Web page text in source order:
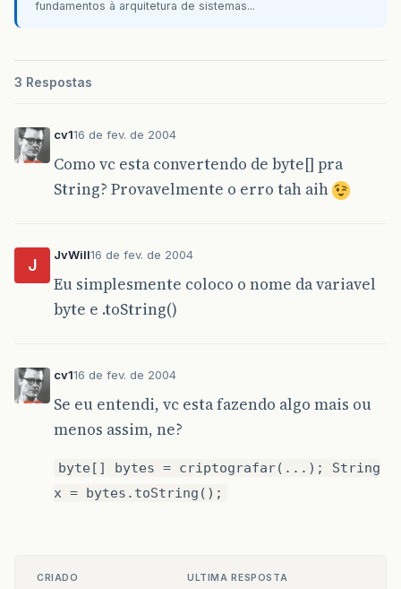
fundamentos à arquitetura de sistemas...
3 Respostas
cv116 de fev. de 2004
Como vc esta convertendo de byte[] pra
String? Provavelmente o erro tah aih
J
JvWill16 de fev. de 2004
Eu simplesmente coloco o nome da variavel
byte e .toString()
cv116 de fev. de 2004
Se eu entendi, vc esta fazendo algo mais ou
menos assim, ne?
byte[] bytes = criptografar(...); String
x = bytes.toString();
CRIADO ULTIMA RESPOSTA